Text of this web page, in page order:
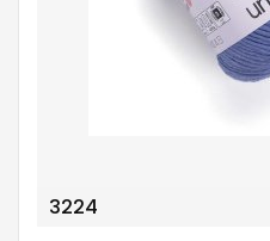
3224